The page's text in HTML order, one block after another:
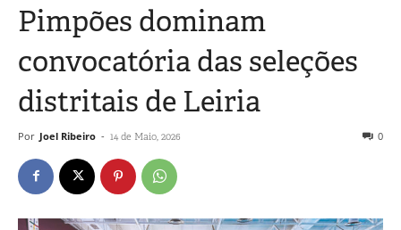
Pimpões dominam
convocatória das seleções
distritais de Leiria
Por Joel Ribeiro - 14 de Maio, 2026 0